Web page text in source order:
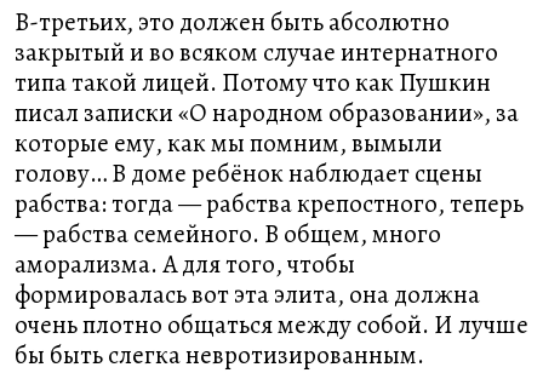
В-третьих, это должен быть абсолютно
закрытый и во всяком случае интернатного
типа такой лицей. Потому что как Пушкин
писал записки «О народном образовании», за
которые ему, как мы помним, вымыли
голову… В доме ребёнок наблюдает сцены
рабства: тогда — рабства крепостного, теперь
— рабства семейного. В общем, много
аморализма. А для того, чтобы
формировалась вот эта элита, она должна
очень плотно общаться между собой. И лучше
бы быть слегка невротизированным.